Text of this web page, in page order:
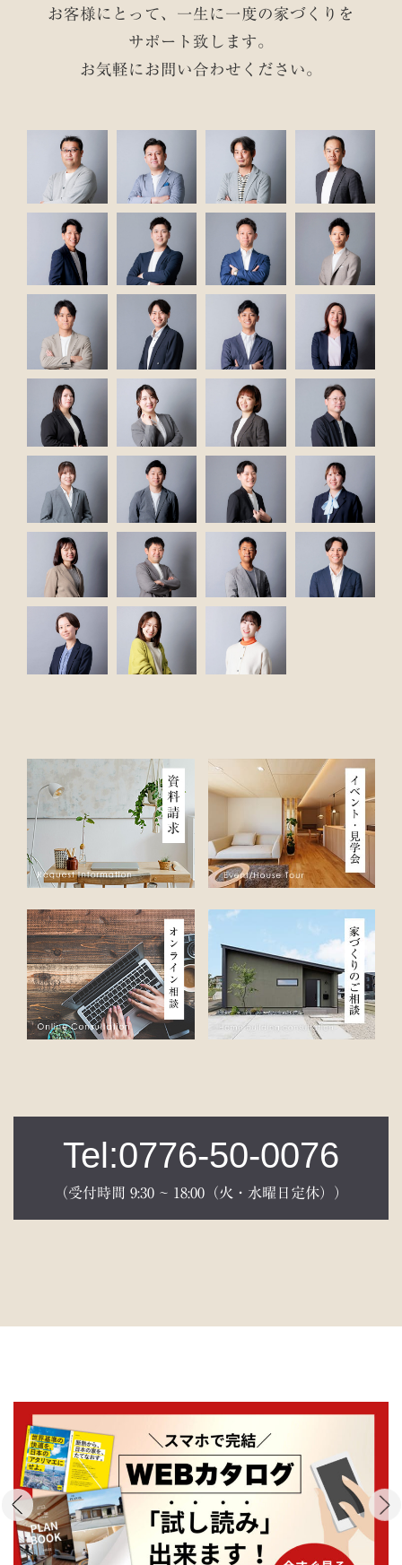
お客様にとって、一生に一度の家づくりを
サポート致します。
お気軽にお問い合わせください。
Tel:0776-50-0076
（受付時間 9:30 ~ 18:00（火・水曜日定休））